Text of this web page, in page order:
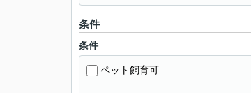
条件
条件
ペット飼育可